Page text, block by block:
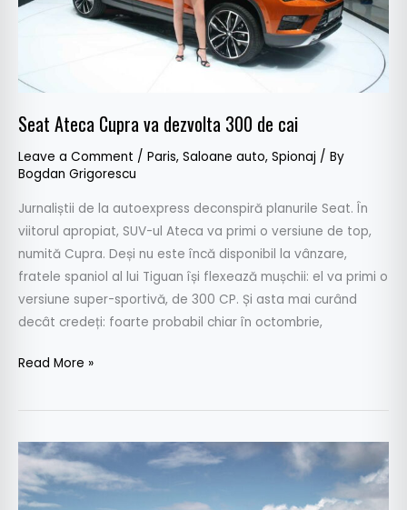
Seat Ateca Cupra va dezvolta 300 de cai
Leave a Comment / Paris, Saloane auto, Spionaj / By
Bogdan Grigorescu
Jurnaliștii de la autoexpress deconspiră planurile Seat. În
viitorul apropiat, SUV-ul Ateca va primi o versiune de top,
numită Cupra. Deși nu este încă disponibil la vânzare,
fratele spaniol al lui Tiguan își flexează mușchii: el va primi o
versiune super-sportivă, de 300 CP. Și asta mai curând
decât credeți: foarte probabil chiar în octombrie,
Read More »
Ursul
praghez:
Skoda